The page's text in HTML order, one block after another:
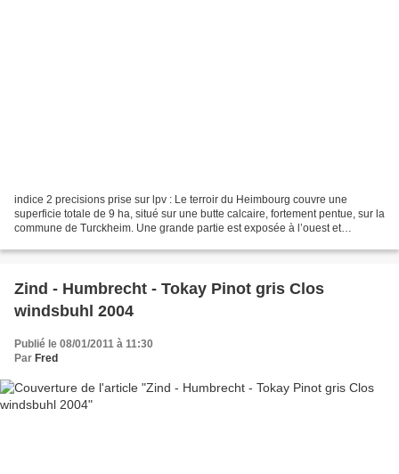
indice 2 precisions prise sur lpv : Le terroir du Heimbourg couvre une
superficie totale de 9 ha, situé sur une butte calcaire, fortement pentue, sur la
commune de Turckheim. Une grande partie est exposée à l’ouest et
Zind - Humbrecht - Tokay Pinot gris Clos
windsbuhl 2004
Publié le 08/01/2011 à 11:30
Par Fred